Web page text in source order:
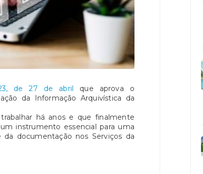
de 27 de abril que aprova o
da Informação Arquivística da
há anos e que finalmente
instrumento essencial para uma
documentação nos Serviços da